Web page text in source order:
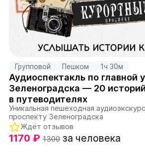
Групповой Пешком 1ч 30м
Аудиоспектакль по главной
Зеленоградска — 20
в путеводителях
Уникальная пешеходная
проспекту Зеленоградска
Ждёт отзывов
1170 ₽1300за человека